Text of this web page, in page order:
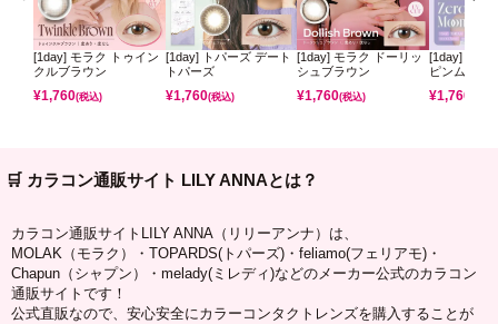
[1day] モラク トゥイン
クルブラウン
¥1,760(税込)
[1day] トパーズ デート
トパーズ
¥1,760(税込)
[1day] モラク ドーリッ
シュブラウン
¥1,760(税込)
[1day] ミレ
ピンムーン
¥1,760
🛒 カラコン通販サイト LILY ANNAとは？
カラコン通販サイトLILY ANNA（リリーアンナ）は、
MOLAK（モラク）・TOPARDS(トパーズ)・feliamo(フェリアモ)・
Chapun（シャプン）・melady(ミレディ)などのメーカー公式のカラコン
通販サイトです！
公式直販なので、安心安全にカラーコンタクトレンズを購入することが